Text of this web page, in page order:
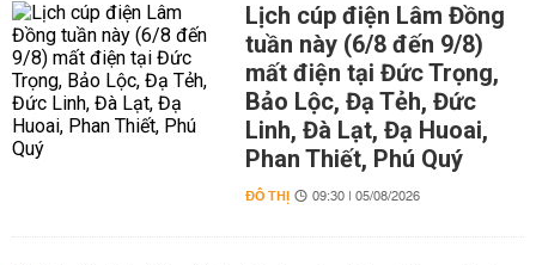
Lịch cúp điện Lâm Đồng
tuần này (6/8 đến 9/8)
mất điện tại Đức Trọng,
Bảo Lộc, Đạ Tẻh, Đức
Linh, Đà Lạt, Đạ Huoai,
Phan Thiết, Phú Quý
ĐÔ THỊ 09:30 | 05/08/2026